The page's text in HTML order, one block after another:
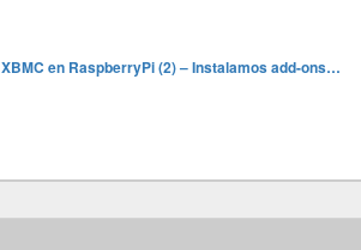
XBMC en RaspberryPi (2) – Instalamos add-ons…